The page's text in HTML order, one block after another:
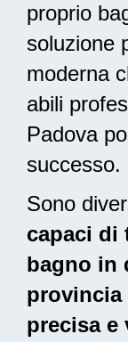
proprio
soluzione
moderna
abili
Padova
successo.
Sono
capaci di
bagno in
provincia
precisa e